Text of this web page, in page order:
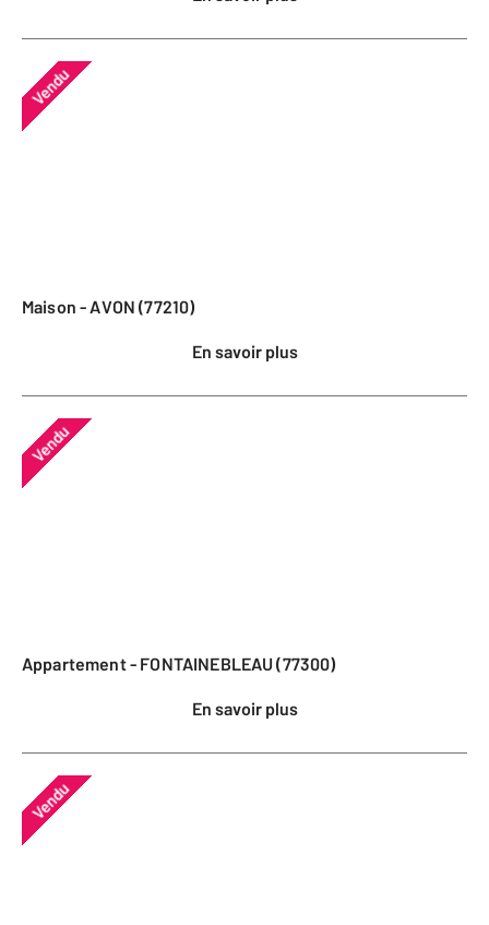
Vendu
Maison - AVON (77210)
En savoir plus
Vendu
Appartement - FONTAINEBLEAU (77300)
En savoir plus
Vendu